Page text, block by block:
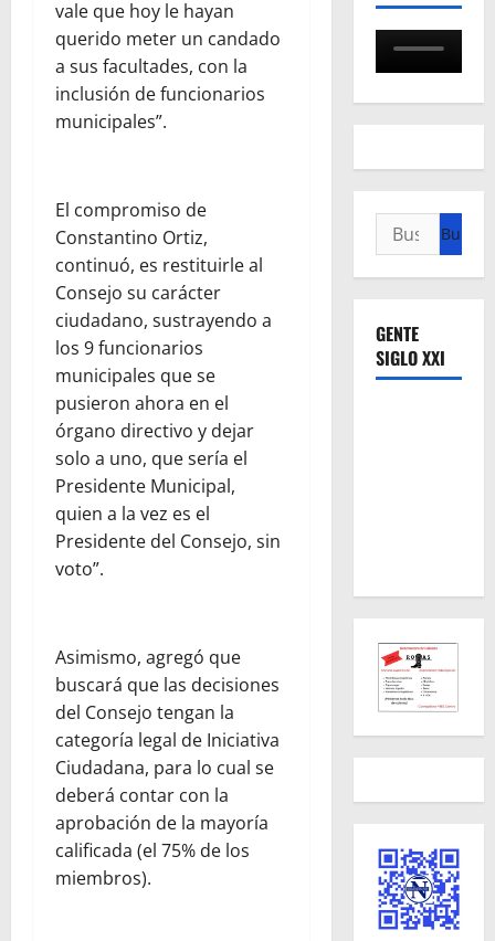
vale que hoy le hayan
querido meter un candado
a sus facultades, con la
inclusión de funcionarios
municipales”.
El compromiso de
Constantino Ortiz,
continuó, es restituirle al
Consejo su carácter
ciudadano, sustrayendo a
los 9 funcionarios
municipales que se
pusieron ahora en el
órgano directivo y dejar
solo a uno, que sería el
Presidente Municipal,
quien a la vez es el
Presidente del Consejo, sin
voto”.
Asimismo, agregó que
buscará que las decisiones
del Consejo tengan la
categoría legal de Iniciativa
Ciudadana, para lo cual se
deberá contar con la
aprobación de la mayoría
calificada (el 75% de los
miembros).
Buscar:
GENTE
SIGLO XXI